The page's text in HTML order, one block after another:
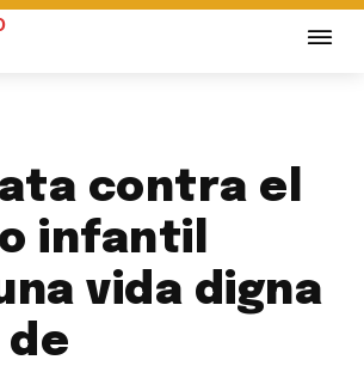
contra el
infantil
vida digna
de